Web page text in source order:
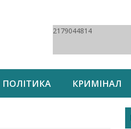
2179044814
ПОЛІТИКА КРИМІНАЛ